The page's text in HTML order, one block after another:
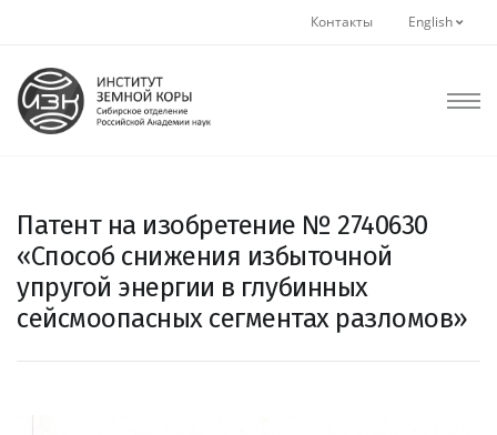
Контакты English
Патент на изобретение № 2740630
«Способ снижения избыточной
упругой энергии в глубинных
сейсмоопасных сегментах разломов»